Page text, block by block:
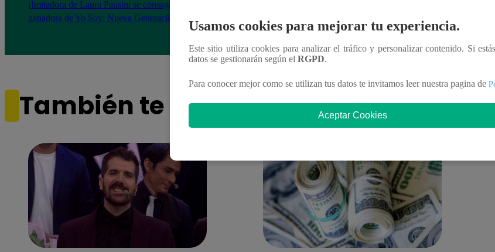
¡Imitadora de Laura Pausini se consagró
ganadora de Yo Soy: Nueva Generación!
También te puede interesar
Usamos cookies para mejorar tu experiencia.
Este sitio utiliza cookies para analizar el tráfico y personalizar contenido. Si
datos se gestionarán según el RGPD.
Para conocer mejor como se utilizan tus datos te invitamos leer nuestra pagina de
Aceptar Cookies